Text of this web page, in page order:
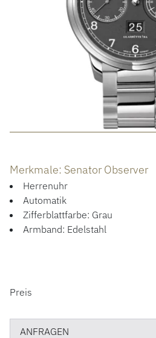
ROLEX CERTIFIED PRE-OWNED
HOCHZEIT
ÜBER UNS
Merkmale: Senator Observer
Herrenuhr
Automatik
Zifferblattfarbe: Grau
Armband: Edelstahl
PREISINFORMATIONEN
Preis
ANFRAGEN